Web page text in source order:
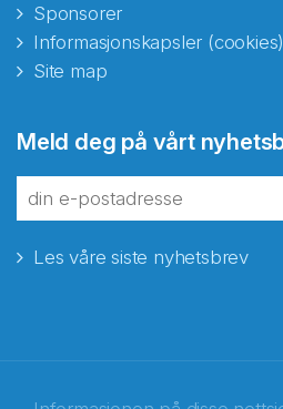
Sponsorer
Informasjonskapsler
Site map
Meld deg på vårt
Les våre siste nyhetsbrev